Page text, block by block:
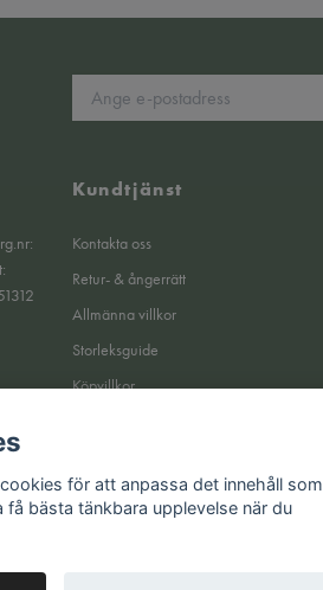
Kundtjänst
Kontakta oss
Retur- & ångerrätt
Allmänna villkor
Storleksguide
Köpvillkor
Returer
för att anpassa det innehåll som
bästa tänkbara upplevelse när du